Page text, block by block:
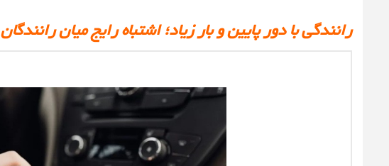
رانندگی با دور پایین و بار زیاد؛ اشتباه رایج میان رانندگان